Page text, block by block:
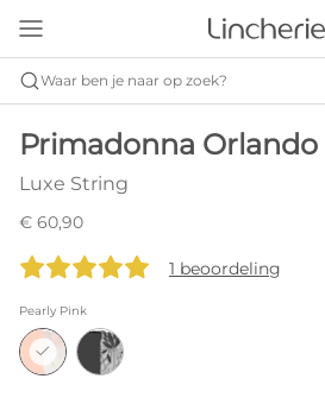
Waar ben je naar op zoek?
Primadonna Orlando
Luxe String
€ 60,90
1 beoordeling
Pearly Pink